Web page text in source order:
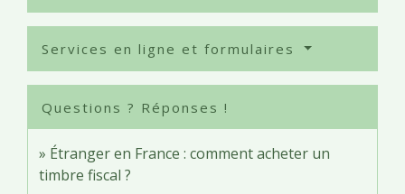
Services en ligne et formulaires
Questions ? Réponses !
Étranger en France : comment acheter un
timbre fiscal ?